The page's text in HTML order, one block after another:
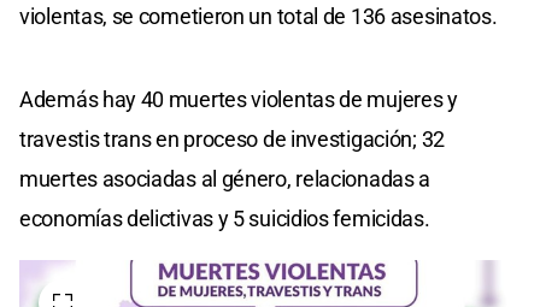
violentas, se cometieron un total de 136 asesinatos.
Además hay 40 muertes violentas de mujeres y
travestis trans en proceso de investigación; 32
muertes asociadas al género, relacionadas a
economías delictivas y 5 suicidios femicidas.